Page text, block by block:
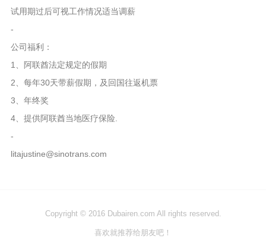
试用期过后可视工作情况适当调薪
-
公司福利：
1、阿联酋法定规定的假期
2、每年30天带薪假期，及回国往返机票
3、年终奖
4、提供阿联酋当地医疗保险.
-
litajustine@sinotrans.com
Copyright © 2016 Dubairen.com All rights reserved.
喜欢就推荐给朋友吧！